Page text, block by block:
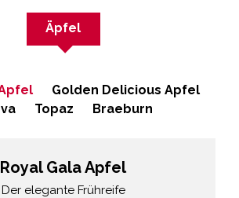
Royal Gala Apfel
Der elegante Frühreife
Golden Delicious Apfel
Topaz Braeburn
Äpfel